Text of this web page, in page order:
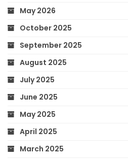
May 2026
October 2025
September 2025
August 2025
July 2025
June 2025
May 2025
April 2025
March 2025